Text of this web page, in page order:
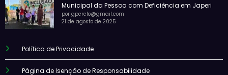
Municipal da Pessoa com Deficiência em Japeri
por gperelo@gmail.com
21 de agosto de 2025
Política de Privacidade
Página de Isenção de Responsabilidade